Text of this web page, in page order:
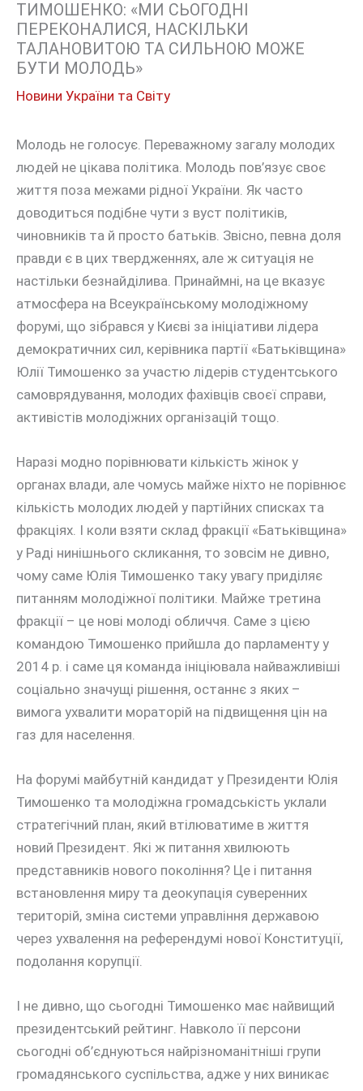
ТИМОШЕНКО: «МИ СЬОГОДНІ
ПЕРЕКОНАЛИСЯ, НАСКІЛЬКИ
ТАЛАНОВИТОЮ ТА СИЛЬНОЮ МОЖЕ
БУТИ МОЛОДЬ»
Новини України та Світу
Молодь не голосує. Переважному загалу молодих
людей не цікава політика. Молодь пов’язує своє
життя поза межами рідної України. Як часто
доводиться подібне чути з вуст політиків,
чиновників та й просто батьків. Звісно, певна доля
правди є в цих твердженнях, але ж ситуація не
настільки безнайділива. Принаймні, на це вказує
атмосфера на Всеукраїнському молодіжному
форумі, що зібрався у Києві за ініціативи лідера
демократичних сил, керівника партії «Батьківщина»
Юлії Тимошенко за участю лідерів студентського
самоврядування, молодих фахівців своєї справи,
активістів молодіжних організацій тощо.
Наразі модно порівнювати кількість жінок у
органах влади, але чомусь майже ніхто не порівнює
кількість молодих людей у партійних списках та
фракціях. І коли взяти склад фракції «Батьківщина»
у Раді нинішнього скликання, то зовсім не дивно,
чому саме Юлія Тимошенко таку увагу приділяє
питанням молодіжної політики. Майже третина
фракції – це нові молоді обличчя. Саме з цією
командою Тимошенко прийшла до парламенту у
2014 р. і саме ця команда ініціювала найважливіші
соціально значущі рішення, останнє з яких –
вимога ухвалити мораторій на підвищення цін на
газ для населення.
На форумі майбутній кандидат у Президенти Юлія
Тимошенко та молодіжна громадськість уклали
стратегічний план, який втілюватиме в життя
новий Президент. Які ж питання хвилюють
представників нового покоління? Це і питання
встановлення миру та деокупація суверенних
територій, зміна системи управління державою
через ухвалення на референдумі нової Конституції,
подолання корупції.
І не дивно, що сьогодні Тимошенко має найвищий
президентський рейтинг. Навколо її персони
сьогодні об’єднуються найрізноманітніші групи
громадянського суспільства, адже у них виникає